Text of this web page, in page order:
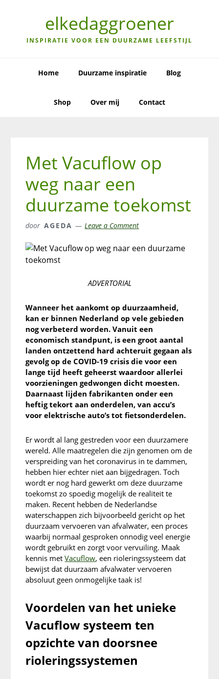
navigation
elkedaggroener
INSPIRATIE VOOR EEN DUURZAME LEEFSTIJL
Home Duurzame inspiratie Blog
Shop Over mij Contact
Met Vacuflow op
weg naar een
duurzame toekomst
door AGEDA Leave a Comment
ADVERTORIAL
Wanneer het aankomt op duurzaamheid,
kan er binnen Nederland op vele gebieden
nog verbeterd worden. Vanuit een
economisch standpunt, is een groot aantal
landen ontzettend hard achteruit gegaan als
gevolg op de COVID-19 crisis die voor een
lange tijd heeft geheerst waardoor allerlei
voorzieningen gedwongen dicht moesten.
Daarnaast lijden fabrikanten onder een
heftig tekort aan onderdelen, van accu’s
voor elektrische auto’s tot fietsonderdelen.
Er wordt al lang gestreden voor een duurzamere
wereld. Alle maatregelen die zijn genomen om de
verspreiding van het coronavirus in te dammen,
hebben hier echter niet aan bijgedragen. Toch
wordt er nog hard gewerkt om deze duurzame
toekomst zo spoedig mogelijk de realiteit te
maken. Recent hebben de Nederlandse
waterschappen zich bijvoorbeeld gericht op het
duurzaam vervoeren van afvalwater, een proces
waarbij normaal gesproken onnodig veel energie
wordt gebruikt en zorgt voor vervuiling. Maak
kennis metVacuflow, een rioleringssysteem dat
bewijst dat duurzaam afvalwater vervoeren
absoluut geen onmogelijke taak is!
Voordelen van het unieke
Vacuflow systeem ten
opzichte van doorsnee
rioleringssystemen